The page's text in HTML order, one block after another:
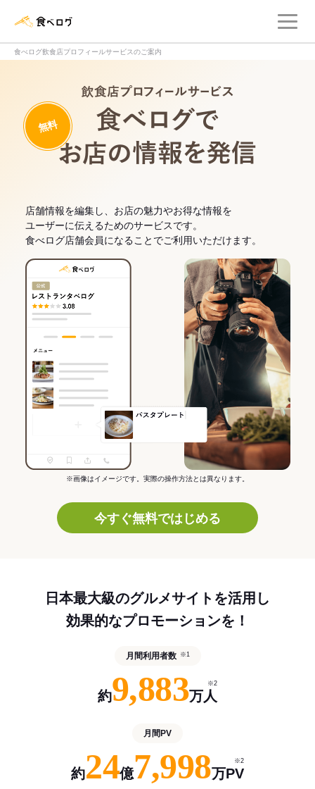
食べログ飲食店プロフィールサービスのご案内
無料
店舗情報を編集し、お店の魅力やお得な情報を
ユーザーに伝えるためのサービスです。
食べログ店舗会員になることでご利用いただけます。
※画像はイメージです。実際の操作方法とは異なります。
今すぐ無料ではじめる
日本最大級のグルメサイトを活用し
効果的なプロモーションを！
月間利用者数 ※1
約9,883万人
※2
月間PV
約24億7,998万PV
※2